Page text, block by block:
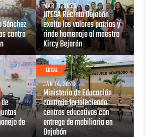
contra
MAR 11, 2026
UTESA Recinto Dajabón
exalta los valores patrios y
rinde homenaje al maestro
Kircy Bejarán
de
LOCAL
JAN 14, 2026
Ministerio de Educación
continúa fortaleciendo
centros educativos con
entrega de mobiliario en
Dajabón